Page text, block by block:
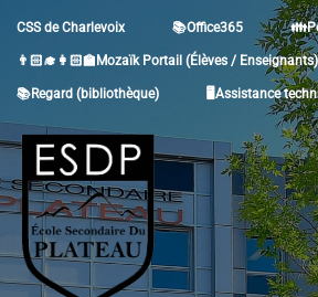
CSS de Charlevoix 📚Office365
👨🏻‍🎓👩🏻‍🏫Mozaïk Portail (Élèves / Enseignants)
📚Regard (bibliothèque) 🖥Assistance